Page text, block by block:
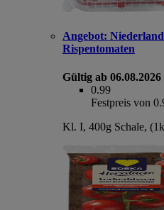
Angebot:
Rispentomaten
Gültig ab 06.08.2026
0.99
Festpreis von
Kl. I, 400g Schale,